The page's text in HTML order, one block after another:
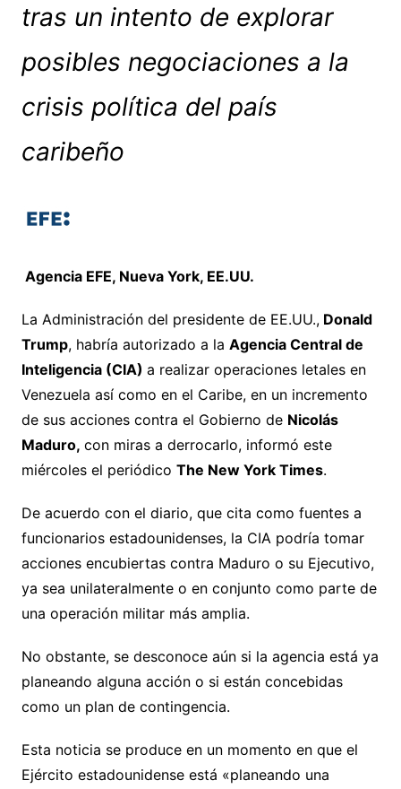
tras un intento de explorar
posibles negociaciones a la
crisis política del país
caribeño
Agencia EFE, Nueva York, EE.UU.
La Administración del presidente de EE.UU.,Donald
Trump, habría autorizado a la Agencia Central de
Inteligencia (CIA) a realizar operaciones letales en
Venezuela así como en el Caribe, en un incremento
de sus acciones contra el Gobierno de Nicolás
Maduro, con miras a derrocarlo, informó este
miércoles el periódico The New York Times.
De acuerdo con el diario, que cita como fuentes a
funcionarios estadounidenses, la CIA podría tomar
acciones encubiertas contra Maduro o su Ejecutivo,
ya sea unilateralmente o en conjunto como parte de
una operación militar más amplia.
No obstante, se desconoce aún si la agencia está ya
planeando alguna acción o si están concebidas
como un plan de contingencia.
Esta noticia se produce en un momento en que el
Ejército estadounidense está «planeando una